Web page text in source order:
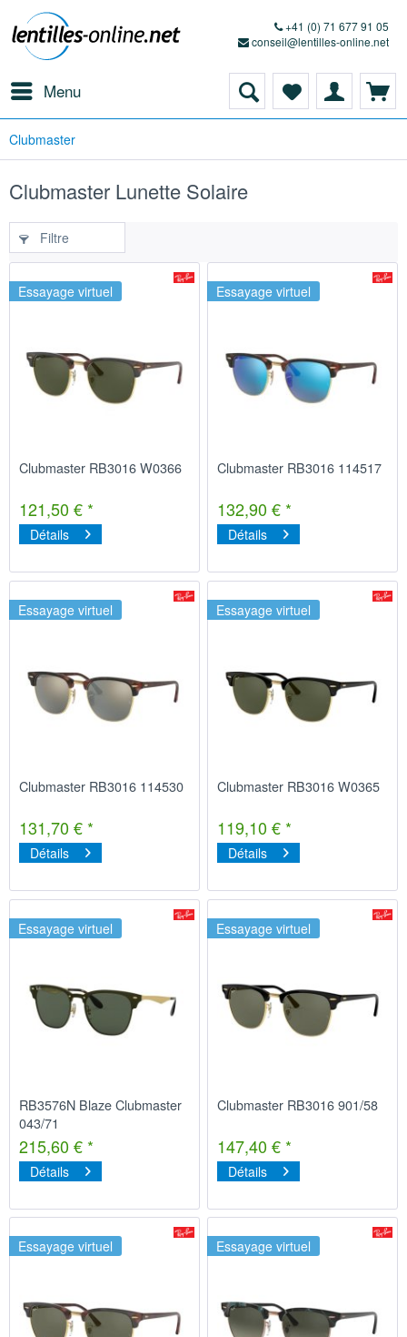
+41 (0) 71 677 91 05
conseil@lentilles-online.net
Menu
Clubmaster
Clubmaster Lunette Solaire
Filtre
Essayage virtuel
Clubmaster RB3016 W0366
121,50 € *
Détails
Essayage virtuel
Clubmaster RB3016 114517
132,90 € *
Détails
Essayage virtuel
Clubmaster RB3016 114530
131,70 € *
Détails
Essayage virtuel
Clubmaster RB3016 W0365
119,10 € *
Détails
Essayage virtuel
RB3576N Blaze Clubmaster
043/71
215,60 € *
Détails
Essayage virtuel
Clubmaster RB3016 901/58
147,40 € *
Détails
Essayage virtuel Essayage virtuel